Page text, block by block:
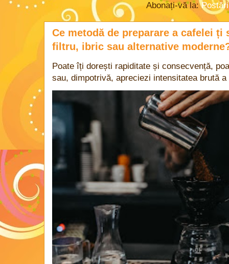
Abonați-vă la:
Ce metodă de preparare a cafelei
filtru, ibric sau alternative
Poate îți dorești rapiditate și consecvență,
sau, dimpotrivă, apreciezi intensitatea brută